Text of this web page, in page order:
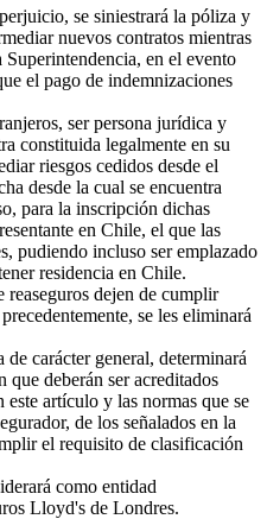
se siniestrará la póliza y
nuevos contratos mientras
en el evento
el pago de indemnizaciones
ser persona jurídica y
constituida legalmente en su
riesgos cedidos desde el
desde la cual se encuentra
para la inscripción dichas
en Chile, el que las
pudiendo incluso ser emplazado
residencia en Chile.
dejen de cumplir
se les eliminará
carácter general, determinará
deberán ser acreditados
este artículo y las normas que se
de los señalados en la
el requisito de clasificación
como entidad
Lloyd's de Londres.